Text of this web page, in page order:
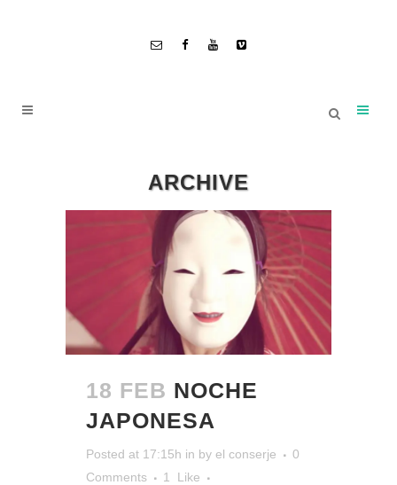
ARCHIVE
18 FEB NOCHE
JAPONESA
Posted at 17:15h in by el conserje
0
Comments
1
Like